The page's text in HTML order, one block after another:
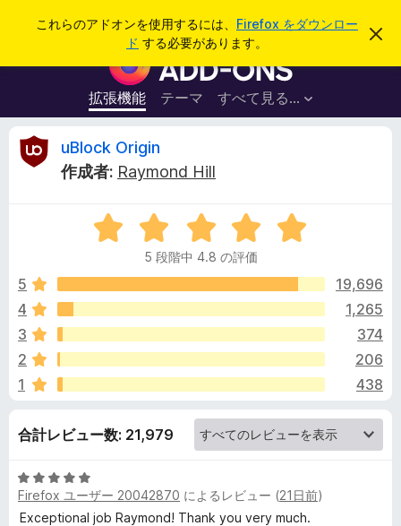
これらのアドオンを使用するには、 Firefox をダウンロー
ド する必要があります。
こ
を
F
i
r
e
x
ラ
ウ
ザ
ー
ド
オ
ン
拡張機能 テーマ すべて見る...
ログイン
u
o
c
k
r
i
uBlock Origin
作成者: Raymond Hill
5
段
中
.
の
価
5 段階中 4.8 の評価
5
19,696
4
1,265
3
374
2
206
1
438
合計レビュー数: 21,979
5
段
階
Firefox ユーザー 20042870 によるレビュー (21日前)
Exceptional job Raymond! Thank you very much.